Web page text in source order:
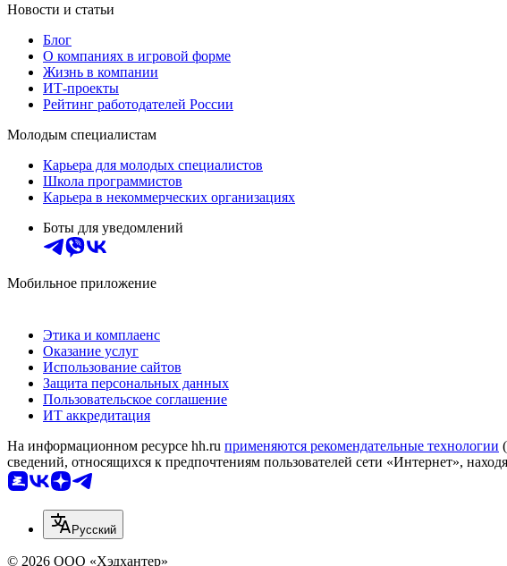
Новости и статьи
Блог
О компаниях в игровой форме
Жизнь в компании
ИТ-проекты
Рейтинг работодателей России
Молодым специалистам
Карьера для молодых специалистов
Школа программистов
Карьера в некоммерческих организациях
Боты для уведомлений
Мобильное приложение
Этика и комплаенс
Оказание услуг
Использование сайтов
Защита персональных данных
Пользовательское соглашение
ИТ аккредитация
На информационном ресурсе hh.ru применяются рекомендательные технологии
сведений, относящихся к предпочтениям пользователей сети «Интернет»,
Русский
© 2026 ООО «Хэдхантер»